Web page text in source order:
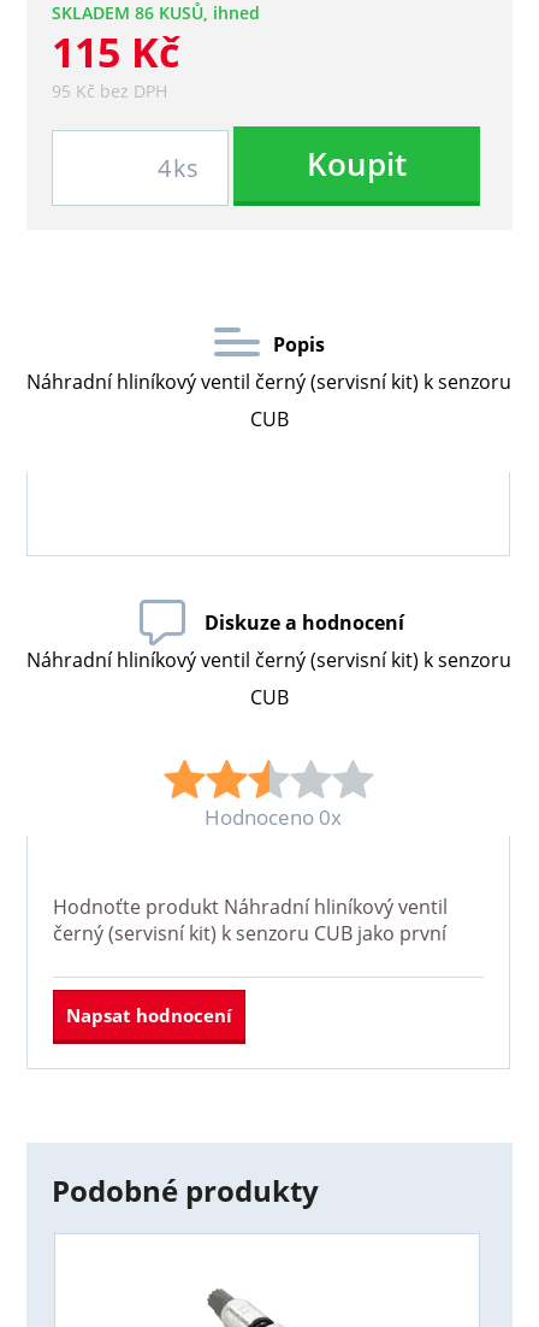
SKLADEM 86 KUSŮ, ihned
115 Kč
95 Kč bez DPH
ks Koupit
Popis
Náhradní hliníkový ventil černý (servisní kit) k senzoru
CUB
Diskuze a hodnocení
Náhradní hliníkový ventil černý (servisní kit) k senzoru
CUB
Hodnoceno 0x
Hodnoťte produkt Náhradní hliníkový ventil
černý (servisní kit) k senzoru CUBjako první
Napsat hodnocení
Podobné produkty